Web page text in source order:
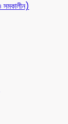
সমকালীন)